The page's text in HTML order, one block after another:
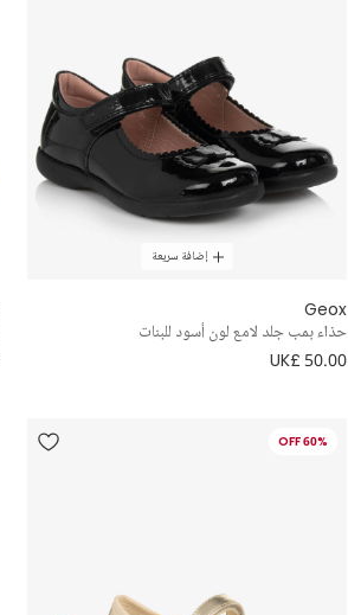
إضافة سريعة
Geox
حذاء بمب جلد لامع لون أسود للبنات
UK£ 50.00
60% OFF